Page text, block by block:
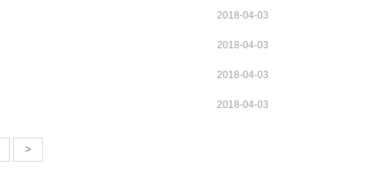
2018-04-03
2018-04-03
2018-04-03
2018-04-03
>